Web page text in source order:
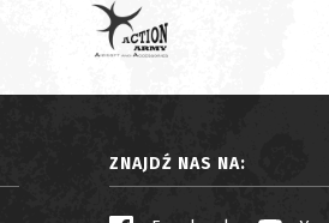
ZNAJDŹ NAS NA: